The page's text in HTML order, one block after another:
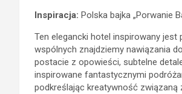
Inspiracja: Polska bajka „Porwanie
Ten elegancki hotel inspirowany
wspólnych znajdziemy nawiązania
postacie z opowieści, subtelne
inspirowane fantastycznymi
podkreślając kreatywność związaną